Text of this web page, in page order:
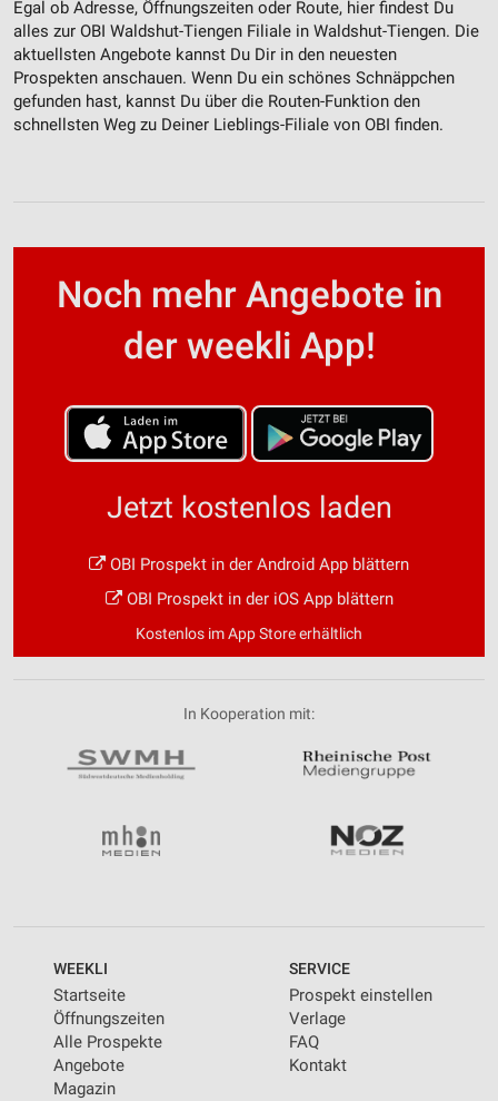
Egal ob Adresse, Öffnungszeiten oder Route, hier findest Du
alles zur OBI Waldshut-Tiengen Filiale in Waldshut-Tiengen. Die
aktuellsten Angebote kannst Du Dir in den neuesten
Prospekten anschauen. Wenn Du ein schönes Schnäppchen
gefunden hast, kannst Du über die Routen-Funktion den
schnellsten Weg zu Deiner Lieblings-Filiale von OBI finden.
Noch mehr Angebote in
der weekli App!
Jetzt kostenlos laden
OBI Prospekt in der Android App blättern
OBI Prospekt in der iOS App blättern
Kostenlos im App Store erhältlich
In Kooperation mit:
WEEKLI
Startseite
Öffnungszeiten
Alle Prospekte
Angebote
Magazin
SERVICE
Prospekt einstellen
Verlage
FAQ
Kontakt